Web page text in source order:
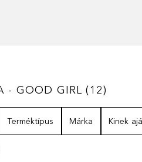
- GOOD GIRL 12
- GOOD GIRL (12)
Terméktípus Márka Kinek